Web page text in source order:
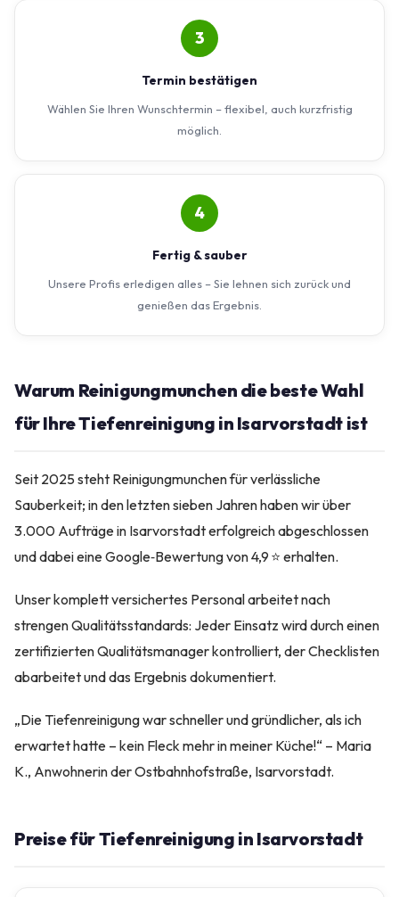
3
Termin bestätigen
Wählen Sie Ihren Wunschtermin – flexibel, auch kurzfristig
möglich.
4
Fertig & sauber
Unsere Profis erledigen alles – Sie lehnen sich zurück und
genießen das Ergebnis.
Warum Reinigungmunchen die beste Wahl
für Ihre Tiefenreinigung in Isarvorstadt ist
Seit 2025 steht Reinigungmunchen für verlässliche
Sauberkeit; in den letzten sieben Jahren haben wir über
3.000 Aufträge in Isarvorstadt erfolgreich abgeschlossen
und dabei eine Google‑Bewertung von 4,9 ⭐ erhalten.
Unser komplett versichertes Personal arbeitet nach
strengen Qualitätsstandards: Jeder Einsatz wird durch einen
zertifizierten Qualitätsmanager kontrolliert, der Checklisten
abarbeitet und das Ergebnis dokumentiert.
„Die Tiefenreinigung war schneller und gründlicher, als ich
erwartet hatte – kein Fleck mehr in meiner Küche!“ – Maria
K., Anwohnerin der Ostbahnhofstraße, Isarvorstadt.
Preise für Tiefenreinigung in Isarvorstadt